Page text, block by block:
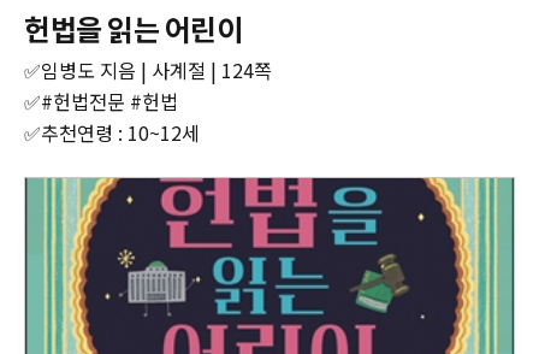
헌법을 읽는 어린이
✅임병도 지음 | 사계절 | 124쪽
✅#헌법전문 #헌법
✅추천연령 : 10~12세